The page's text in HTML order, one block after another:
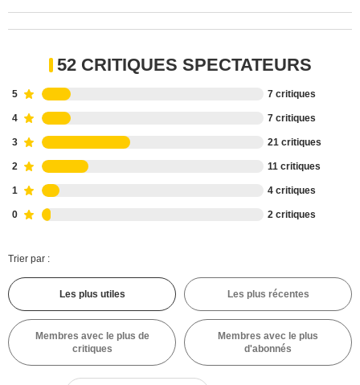
52 CRITIQUES SPECTATEURS
5 7 critiques
4 7 critiques
3 21 critiques
2 11 critiques
1 4 critiques
0 2 critiques
Trier par :
Les plus utiles Les plus récentes
Membres avec le plus de
critiques
Membres avec le plus
d'abonnés